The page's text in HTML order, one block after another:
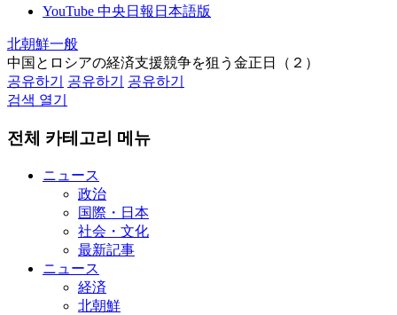
YouTube 中央日報日本語版
北朝鮮一般
中国とロシアの経済支援競争を狙う金正日（２）
공유하기
공유하기
공유하기
검색 열기
전체 카테고리 메뉴
ニュース
政治
国際・日本
社会・文化
最新記事
ニュース
経済
北朝鮮